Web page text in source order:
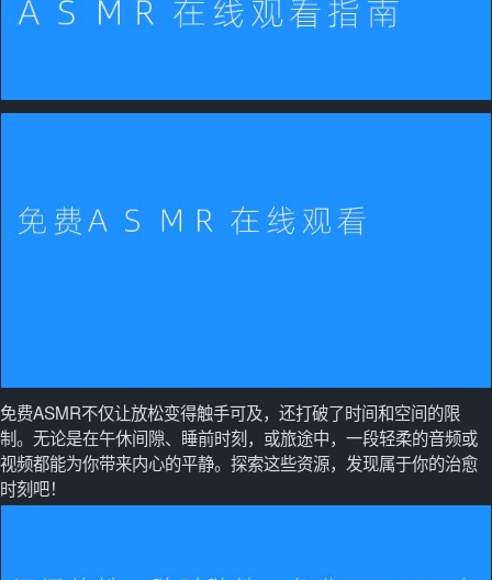
免费ASMR不仅让放松变得触手可及，还打破了时间和空间的限
制。无论是在午休间隙、睡前时刻，或旅途中，一段轻柔的音频或
视频都能为你带来内心的平静。探索这些资源，发现属于你的治愈
时刻吧！